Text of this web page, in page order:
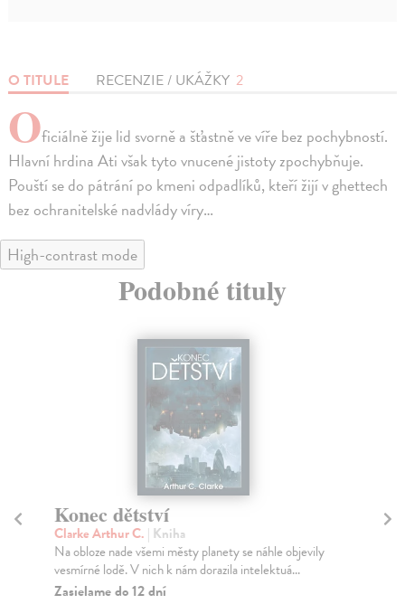
O TITULE RECENZIE / UKÁŽKY 2
Oficiálně žije lid svorně a šťastně ve víře bez pochybností.
Hlavní hrdina Ati však tyto vnucené jistoty zpochybňuje.
Pouští se do pátrání po kmeni odpadlíků, kteří žijí v ghettech
bez ochranitelské nadvlády víry…
High-contrast mode
Podobné tituly
Konec dětství
Clarke Arthur C. | Kniha
Na obloze nade všemi městy planety se náhle objevily
vesmírné lodě. V nich k nám dorazila intelektuá...
Zasielame do 12 dní